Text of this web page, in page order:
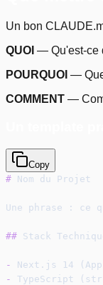
Un bon
QUOI — Qu'est-ce
POURQUOI —
COMMENT —
Copy
# Nom du Projet
Une phrase : ce
## Stack
-
Next.js 14
-
TypeScript